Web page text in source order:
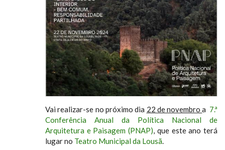
Vai realizar-se no próximo dia 22 de novembroa 7.ª
Conferência Anual da Política Nacional de
Arquitetura e Paisagem (PNAP), que este ano terá
lugar no Teatro Municipal da Lousã.